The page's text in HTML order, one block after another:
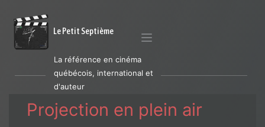
Le Petit Septième
La référence en cinéma
québécois, international et
d'auteur
Projection en plein air